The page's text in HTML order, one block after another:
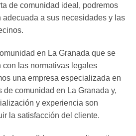
de comunidad ideal, podremos
a sus necesidades y las
en La Granada que se
con las normativas legales
una empresa especializada en
de comunidad en La Granada y,
y experiencia son
la satisfacción del cliente.